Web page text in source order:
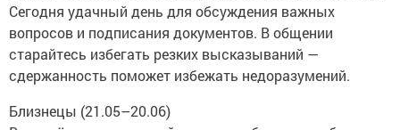
Сегодня удачный день для обсуждения важных
вопросов и подписания документов. В общении
старайтесь избегать резких высказываний —
сдержанность поможет избежать недоразумений.
Близнецы (21.05–20.06)